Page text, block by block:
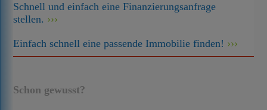
Schnell und einfach eine Finanzierungsanfrage
stellen.
Einfach schnell eine passende Immobilie finden!
Schon gewusst?